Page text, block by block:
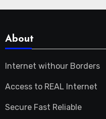
About
Internet withour Borders
Access to REAL Internet
Secure Fast Reliable